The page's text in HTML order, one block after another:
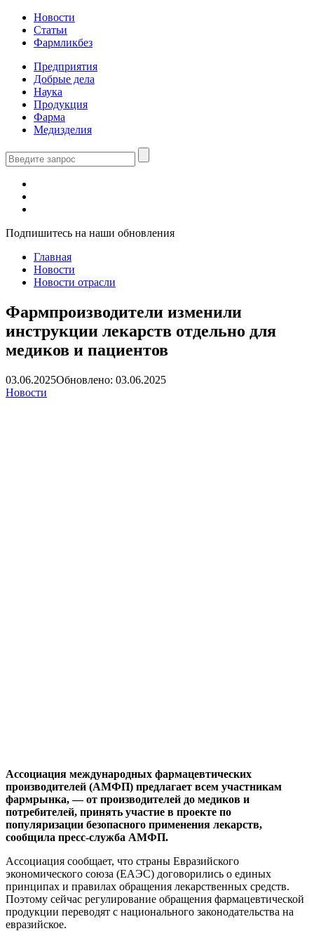
Новости
Статьи
Фармликбез
Предприятия
Добрые дела
Наука
Продукция
Фарма
Медизделия
Подпишитесь на наши обновления
Главная
Новости
Новости отрасли
Фармпроизводители изменили
инструкции лекарств отдельно для
медиков и пациентов
03.06.2025Обновлено: 03.06.2025
Новости
Ассоциация международных фармацевтических
производителей (АМФП) предлагает всем участникам
фармрынка, — от производителей до медиков и
потребителей, принять участие в проекте по
популяризации безопасного применения лекарств,
сообщила пресс-служба АМФП.
Ассоциация сообщает, что страны Евразийского
экономического союза (ЕАЭС) договорились о единых
принципах и правилах обращения лекарственных средств.
Поэтому сейчас регулирование обращения фармацевтической
продукции переводят с национального законодательства на
евразийское.